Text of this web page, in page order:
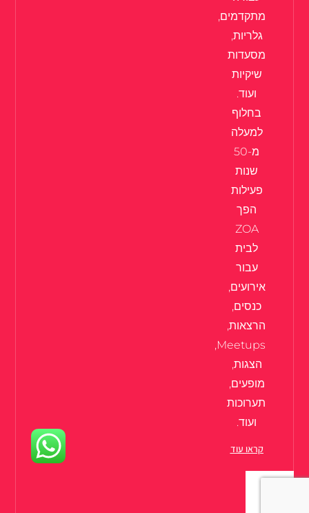
מתקדמים,
גלריות,
מסעדות
שיקיות
ועוד.
בחלוף
למעלה
מ-50
שנות
פעילות
הפך
ZOA
לבית
עבור
אירועים,
כנסים,
הרצאות,
Meetups,
הצגות,
מופעים,
תערוכות
ועוד.
קראו עוד